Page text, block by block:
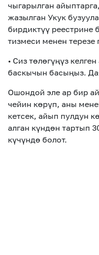
чыгарылган
жазылган Укук
бирдиктүү реестрине
тизмеси менен терезе
• Сиз төлөгүңүз
баскычын басыңыз.
Ошондой эле ар бир
чейин көрүп, аны
кетсек, айып пулдун
алган күндөн тартып
күчүндө болот.